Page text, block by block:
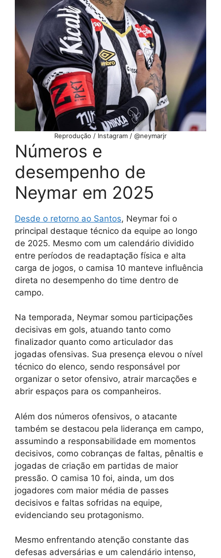
Reprodução / Instagram / @neymarjr
Números e
desempenho de
Neymar em 2025
Desde o retorno ao Santos, Neymar foi o
principal destaque técnico da equipe ao longo
de 2025. Mesmo com um calendário dividido
entre períodos de readaptação física e alta
carga de jogos, o camisa 10 manteve influência
direta no desempenho do time dentro de
campo.
Na temporada, Neymar somou participações
decisivas em gols, atuando tanto como
finalizador quanto como articulador das
jogadas ofensivas. Sua presença elevou o nível
técnico do elenco, sendo responsável por
organizar o setor ofensivo, atrair marcações e
abrir espaços para os companheiros.
Além dos números ofensivos, o atacante
também se destacou pela liderança em campo,
assumindo a responsabilidade em momentos
decisivos, como cobranças de faltas, pênaltis e
jogadas de criação em partidas de maior
pressão. O camisa 10 foi, ainda, um dos
jogadores com maior média de passes
decisivos e faltas sofridas na equipe,
evidenciando seu protagonismo.
Mesmo enfrentando atenção constante das
defesas adversárias e um calendário intenso,